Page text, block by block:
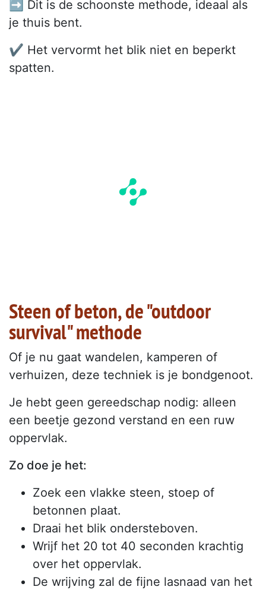
➡️ Dit is de schoonste methode, ideaal als
je thuis bent.
✔️ Het vervormt het blik niet en beperkt
spatten.
Steen of beton, de "outdoor
survival" methode
Of je nu gaat wandelen, kamperen of
verhuizen, deze techniek is je bondgenoot.
Je hebt geen gereedschap nodig: alleen
een beetje gezond verstand en een ruw
oppervlak.
Zo doe je het:
Zoek een vlakke steen, stoep of
betonnen plaat.
Draai het blik ondersteboven.
Wrijf het 20 tot 40 seconden krachtig
over het oppervlak.
De wrijving zal de fijne lasnaad van het